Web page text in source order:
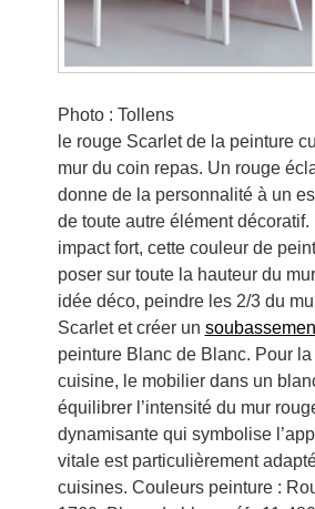
Photo : Tollens
le rouge Scarlet de la peinture
mur du coin repas. Un rouge
donne de la personnalité à un
de toute autre élément décoratif.
impact fort, cette couleur de
poser sur toute la hauteur du
idée déco, peindre les 2/3 du
Scarlet et créer un
peinture Blanc de Blanc. Pour
cuisine, le mobilier dans un
équilibrer l’intensité du mur
dynamisante qui symbolise
vitale est particulièrement
cuisines. Couleurs peinture :